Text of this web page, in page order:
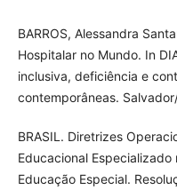
BARROS, Alessandra
Hospitalar no Mundo. In
inclusiva, deficiência e
contemporâneas.
BRASIL. Diretrizes
Educacional
Educação Especial.